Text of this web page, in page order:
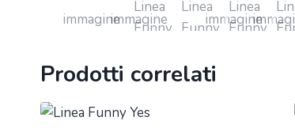
Prodotti correlati